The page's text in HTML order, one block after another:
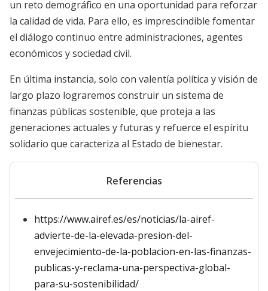
un reto demográfico en una oportunidad para reforzar
la calidad de vida. Para ello, es imprescindible fomentar
el diálogo continuo entre administraciones, agentes
económicos y sociedad civil.
En última instancia, solo con valentía política y visión de
largo plazo lograremos construir un sistema de
finanzas públicas sostenible, que proteja a las
generaciones actuales y futuras y refuerce el espíritu
solidario que caracteriza al Estado de bienestar.
Referencias
https://www.airef.es/es/noticias/la-airef-
advierte-de-la-elevada-presion-del-
envejecimiento-de-la-poblacion-en-las-finanzas-
publicas-y-reclama-una-perspectiva-global-
para-su-sostenibilidad/